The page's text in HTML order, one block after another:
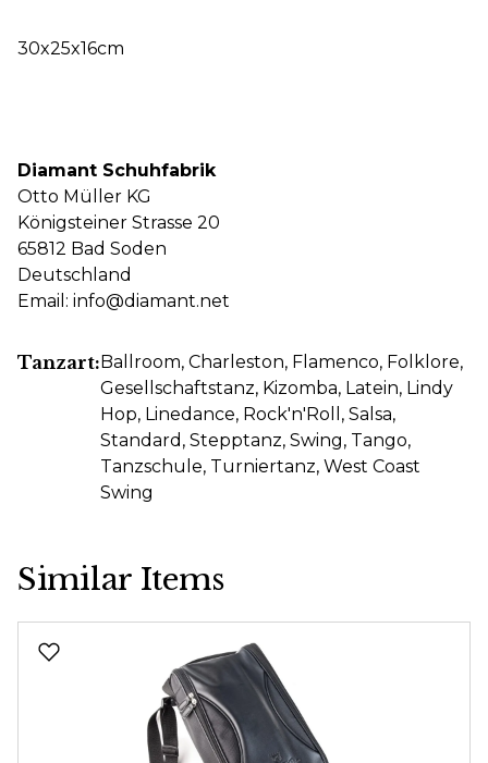
30x25x16cm
Diamant Schuhfabrik
Otto Müller KG
Königsteiner Strasse 20
65812 Bad Soden
Deutschland
Email: info@diamant.net
Tanzart:Ballroom, Charleston, Flamenco, Folklore,
Gesellschaftstanz, Kizomba, Latein, Lindy
Hop, Linedance, Rock'n'Roll , Salsa,
Standard , Stepptanz, Swing, Tango,
Tanzschule, Turniertanz, West Coast
Swing
Similar Items